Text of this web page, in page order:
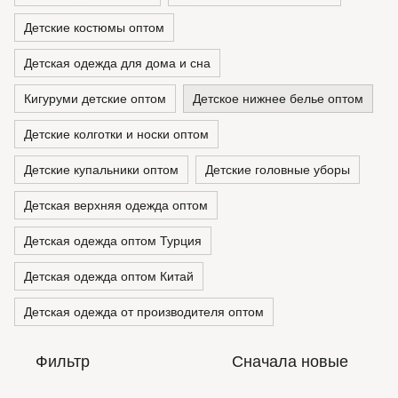
Детские костюмы оптом
Детская одежда для дома и сна
Кигуруми детские оптом Детское нижнее белье оптом
Детские колготки и носки оптом
Детские купальники оптом Детские головные уборы
Детская верхняя одежда оптом
Детская одежда оптом Турция
Детская одежда оптом Китай
Детская одежда от производителя оптом
Фильтр Сначала новые